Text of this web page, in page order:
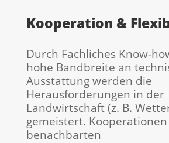
Kooperation &
Durch Fachliches Know-
hohe Bandbreite an
Ausstattung werden die
Herausforderungen in der
Landwirtschaft (z. B.
gemeistert.
benachbarten